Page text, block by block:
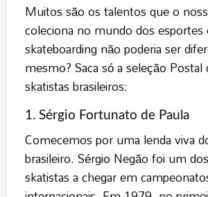
Muitos são os talentos que o
coleciona no mundo dos esportes
skateboarding não poderia ser
mesmo? Saca só a seleção
skatistas brasileiros:
1. Sérgio Fortunato de Paula
Comecemos por uma lenda viva
brasileiro. Sérgio Negão foi um
skatistas a chegar em